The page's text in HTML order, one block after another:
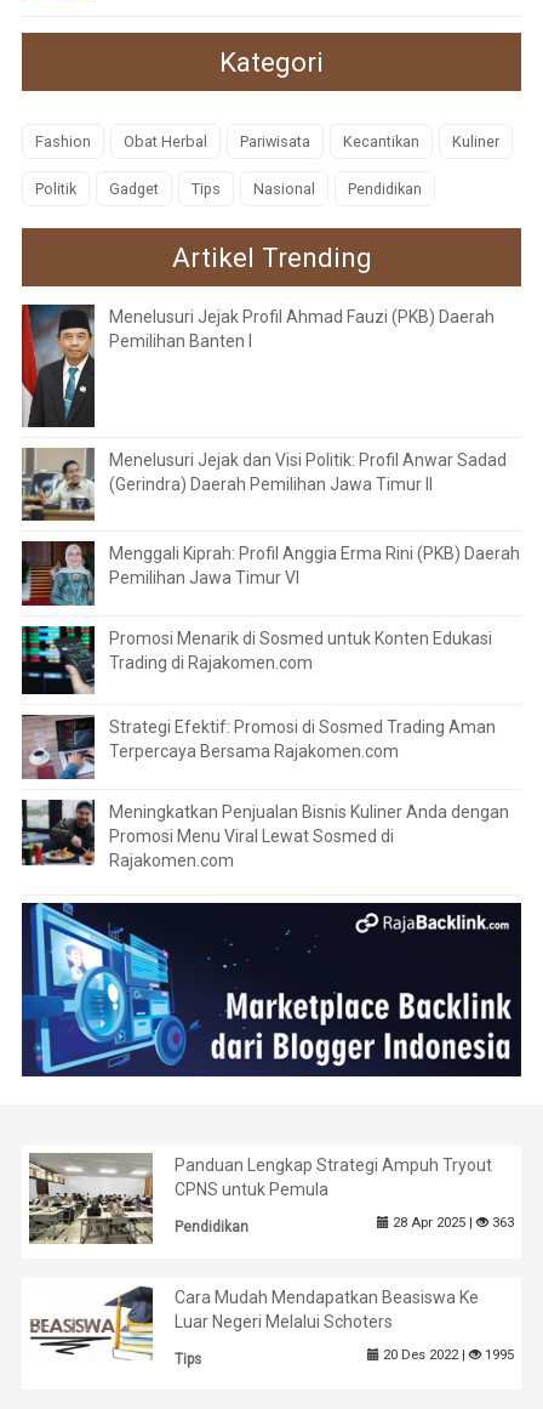
Kategori
Fashion Obat Herbal Pariwisata Kecantikan Kuliner
Politik Gadget Tips Nasional Pendidikan
Artikel Trending
Menelusuri Jejak Profil Ahmad Fauzi (PKB) Daerah
Pemilihan Banten I
Menelusuri Jejak dan Visi Politik: Profil Anwar Sadad
(Gerindra) Daerah Pemilihan Jawa Timur II
Menggali Kiprah: Profil Anggia Erma Rini (PKB) Daerah
Pemilihan Jawa Timur VI
Promosi Menarik di Sosmed untuk Konten Edukasi
Trading di Rajakomen.com
Strategi Efektif: Promosi di Sosmed Trading Aman
Terpercaya Bersama Rajakomen.com
Meningkatkan Penjualan Bisnis Kuliner Anda dengan
Promosi Menu Viral Lewat Sosmed di
Rajakomen.com
Panduan Lengkap Strategi Ampuh Tryout
CPNS untuk Pemula
Pendidikan 28 Apr 2025 | 363
Cara Mudah Mendapatkan Beasiswa Ke
Luar Negeri Melalui Schoters
Tips 20 Des 2022 | 1995